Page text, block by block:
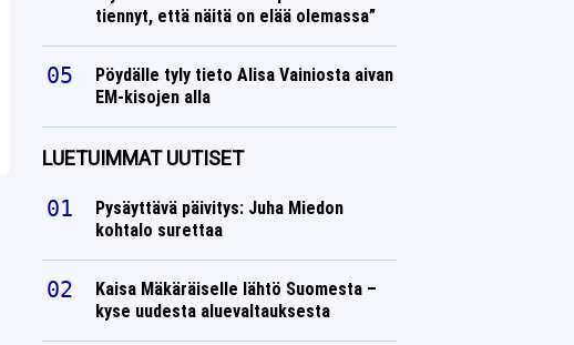
tiennyt, että näitä on elää olemassa”
Pöydälle tyly tieto Alisa Vainiosta aivan
EM-kisojen alla
LUETUIMMAT UUTISET
Pysäyttävä päivitys: Juha Miedon
kohtalo surettaa
Kaisa Mäkäräiselle lähtö Suomesta –
kyse uudesta aluevaltauksesta